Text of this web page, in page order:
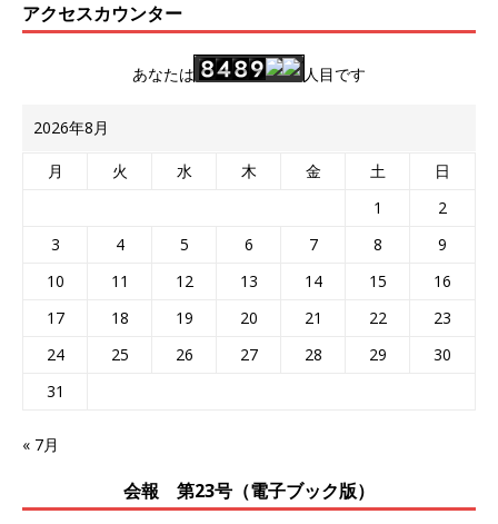
アクセスカウンター
あなたは 人目です
2026年8月
月 火 水 木 金 土
日
1
2
3
4 5 6 7 8
9
10
11 12 13 14 15
16
17
18 19 20 21 22
23
24
25 26 27 28 29
30
31
« 7月
会報 第23号（電子ブック版）